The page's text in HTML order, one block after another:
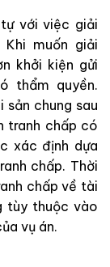
với việc giải
muốn giải
khởi kiện gửi
thẩm quyền.
chung sau
tranh chấp có
xác định dựa
chấp. Thời
chấp về tài
tùy thuộc vào
vụ án.